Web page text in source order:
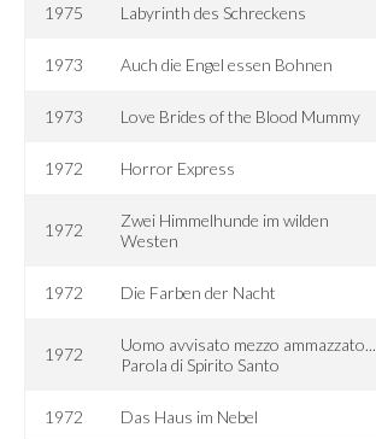
1975 Labyrinth des Schreckens
1973 Auch die Engel essen Bohnen
1973 Love Brides of the Blood Mummy
1972 Horror Express
1972
Zwei Himmelhunde im wilden
Westen
1972 Die Farben der Nacht
1972
Uomo avvisato mezzo ammazzato...
Parola di Spirito Santo
1972 Das Haus im Nebel